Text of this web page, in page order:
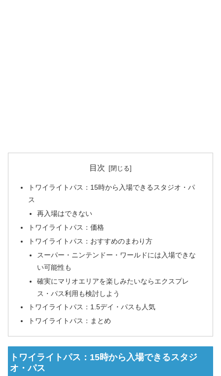
目次
トワイライトパス：15時から入場できるスタジオ・パ
ス
再入場はできない
トワイライトパス：価格
トワイライトパス：おすすめのまわり方
スーパー・ニンテンドー・ワールドには入場できな
い可能性も
確実にマリオエリアを楽しみたいならエクスプレ
ス・パス利用も検討しよう
トワイライトパス：1.5デイ・パスも人気
トワイライトパス：まとめ
トワイライトパス：15時から入場できるスタジ
オ・パス